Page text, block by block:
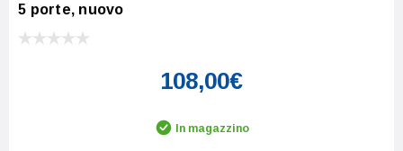
5 porte, nuovo
108,00€
In magazzino